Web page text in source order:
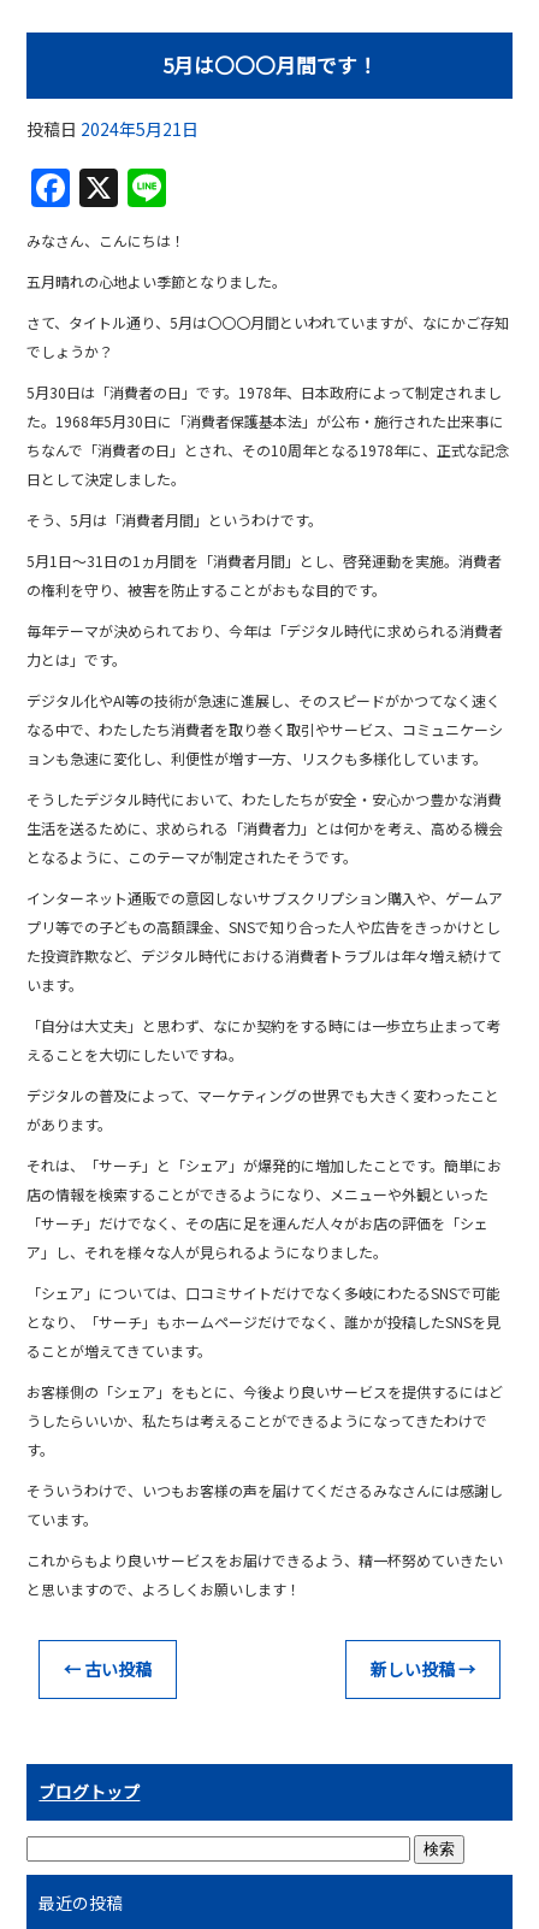
5月は〇〇〇月間です！
投稿日 2024年5月21日
F
a
c
e
b
o
o
k
X
n
e
みなさん、こんにちは！
五月晴れの心地よい季節となりました。
さて、タイトル通り、5月は〇〇〇月間といわれていますが、なにかご存知
でしょうか？
5月30日は「消費者の日」です。1978年、日本政府によって制定されまし
た。1968年5月30日に「消費者保護基本法」が公布・施行された出来事に
ちなんで「消費者の日」とされ、その10周年となる1978年に、正式な記念
日として決定しました。
そう、5月は「消費者月間」というわけです。
5月1日～31日の1ヵ月間を「消費者月間」とし、啓発運動を実施。消費者
の権利を守り、被害を防止することがおもな目的です。
毎年テーマが決められており、今年は「デジタル時代に求められる消費者
力とは」です。
デジタル化やAI等の技術が急速に進展し、そのスピードがかつてなく速く
なる中で、わたしたち消費者を取り巻く取引やサービス、コミュニケーシ
ョンも急速に変化し、利便性が増す一方、リスクも多様化しています。
そうしたデジタル時代において、わたしたちが安全・安心かつ豊かな消費
生活を送るために、求められる「消費者力」とは何かを考え、高める機会
となるように、このテーマが制定されたそうです。
インターネット通販での意図しないサブスクリプション購入や、ゲームア
プリ等での子どもの高額課金、SNSで知り合った人や広告をきっかけとし
た投資詐欺など、デジタル時代における消費者トラブルは年々増え続けて
います。
「自分は大丈夫」と思わず、なにか契約をする時には一歩立ち止まって考
えることを大切にしたいですね。
デジタルの普及によって、マーケティングの世界でも大きく変わったこと
があります。
それは、「サーチ」と「シェア」が爆発的に増加したことです。簡単にお
店の情報を検索することができるようになり、メニューや外観といった
「サーチ」だけでなく、その店に足を運んだ人々がお店の評価を「シェ
ア」し、それを様々な人が見られるようになりました。
「シェア」については、口コミサイトだけでなく多岐にわたるSNSで可能
となり、「サーチ」もホームページだけでなく、誰かが投稿したSNSを見
ることが増えてきています。
お客様側の「シェア」をもとに、今後より良いサービスを提供するにはど
うしたらいいか、私たちは考えることができるようになってきたわけで
す。
そういうわけで、いつもお客様の声を届けてくださるみなさんには感謝し
ています。
これからもより良いサービスをお届けできるよう、精一杯努めていきたい
と思いますので、よろしくお願いします！
← 古い投稿 新しい投稿→
ブログトップ
最近の投稿